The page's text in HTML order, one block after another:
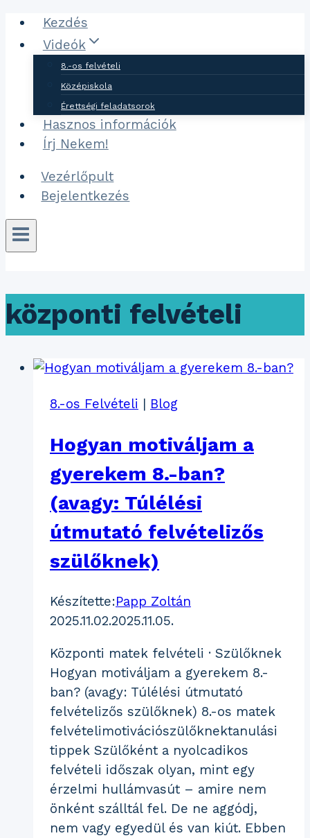
Ugrás
tartalomhoz
Kezdés
Videók
8.-os felvételi
Középiskola
Érettségi feladatsorok
Hasznos információk
Írj Nekem!
Vezérlőpult
Bejelentkezés
központi felvételi
8.-os Felvételi | Blog
Hogyan motiváljam a
gyerekem 8.-ban?
(avagy: Túlélési
útmutató felvételizős
szülőknek)
Készítette:Papp Zoltán
2025.11.02.2025.11.05.
Központi matek felvételi · Szülőknek
Hogyan motiváljam a gyerekem 8.-
ban? (avagy: Túlélési útmutató
felvételizős szülőknek) 8.-os matek
felvételimotivációszülőknektanulási
tippek Szülőként a nyolcadikos
felvételi időszak olyan, mint egy
érzelmi hullámvasút – amire nem
önként szálltál fel. De ne aggódj,
nem vagy egyedül és van kiút. Ebben